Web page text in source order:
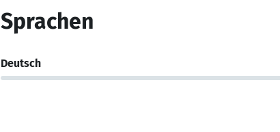
Sprachen
Deutsch